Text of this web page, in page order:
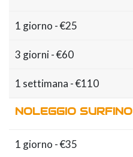
1 giorno - €25
3 giorni - €60
1 settimana - €110
NOLEGGIO SURFINO
1 giorno - €35